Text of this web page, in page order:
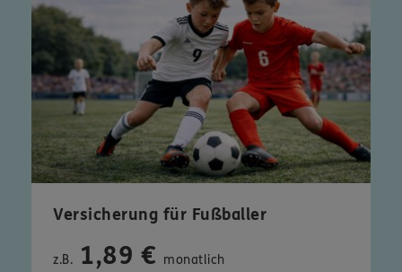
Versicherung für Fußballer
z.B. 1,89 € monatlich